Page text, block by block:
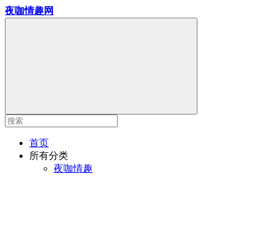
夜咖情趣网
首页
所有分类
夜咖情趣